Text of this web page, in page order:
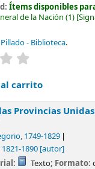
Ítems disponibles
de la Nación (1)
Pillado - Biblioteca.
carrito
Provincias
, 1749-1829
1821-1890 [autor]
Texto; Formato: